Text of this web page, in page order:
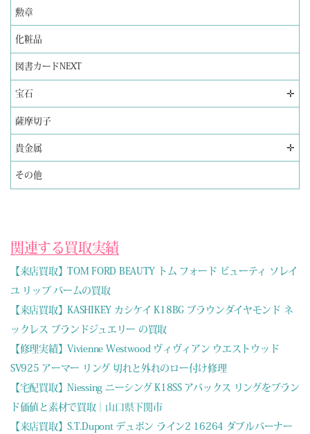
勲章
化粧品
図書カードNEXT
宝石 ✛
薩摩切子
貴金属 ✛
その他
関連する買取実績
【来店買取】TOM FORD BEAUTY トム フォード ビューティ ソレイ
ユ リップ バームの買取
【来店買取】KASHIKEY カシケイ K18BG ブラウンダイヤモンド ネ
ックレス ブランドジュエリー の買取
【修理実績】Vivienne Westwood ヴィヴィアン ウエストウッド
SV925 アーマー リング 切れと外れのロー付け修理
【宅配買取】Niessing ニーシング K18SS アバックス リングをブラン
ド価値と素材で買取｜山口県下関市
【来店買取】S.T.Dupont デュポン ライン2 16264 ダブルバーナー